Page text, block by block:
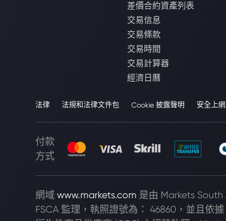
差價合約資產列表
交易信息
交易條款
交易時間
交易計算器
經濟日曆
法律 法規和法律文件包 Cookie 披露聲明 安全上網
付款
方式
網域 www.markets.com 是由 Markets South
FSCA 監理，執照證號為： 46860，並且依